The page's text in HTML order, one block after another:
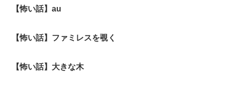
【怖い話】au
【怖い話】ファミレスを覗く
【怖い話】大きな木